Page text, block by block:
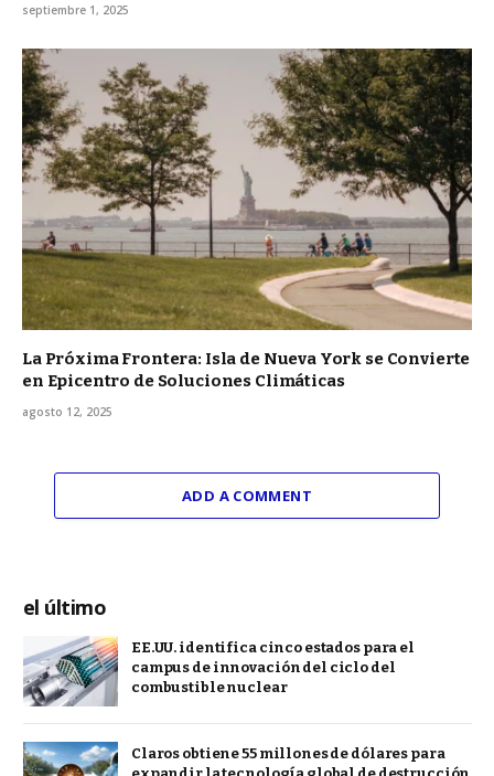
septiembre 1, 2025
La Próxima Frontera: Isla de Nueva York se Convierte
en Epicentro de Soluciones Climáticas
agosto 12, 2025
ADD A COMMENT
el último
EE.UU. identifica cinco estados para el
campus de innovación del ciclo del
combustible nuclear
Claros obtiene 55 millones de dólares para